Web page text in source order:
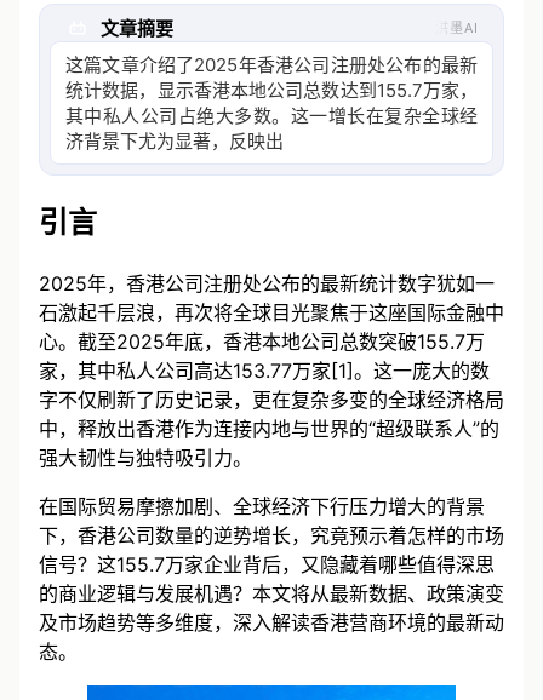
文章摘要 洪墨AI
这篇文章介绍了2025年香港公司注册处公布的最新
统计数据，显示香港本地公司总数达到155.7万家，
其中私人公司占绝大多数。这一增长在复杂全球经
济背景下尤为显著，反映出香港作为国际金融中心
引言
2025年，香港公司注册处公布的最新统计数字犹如一
石激起千层浪，再次将全球目光聚焦于这座国际金融中
心。截至2025年底，香港本地公司总数突破155.7万
家，其中私人公司高达153.77万家[1]。这一庞大的数
字不仅刷新了历史记录，更在复杂多变的全球经济格局
中，释放出香港作为连接内地与世界的“超级联系人”的
在国际贸易摩擦加剧、全球经济下行压力增大的背景
下，香港公司数量的逆势增长，究竟预示着怎样的市场
信号？这155.7万家企业背后，又隐藏着哪些值得深思
的商业逻辑与发展机遇？本文将从最新数据、政策演变
及市场趋势等多维度，深入解读香港营商环境的最新动